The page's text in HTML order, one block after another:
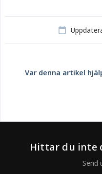
Var denna artikel
Hittar du inte